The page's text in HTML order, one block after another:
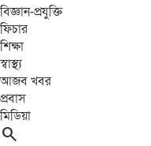
বিজ্ঞান-প্রযুক্তি
ফিচার
শিক্ষা
স্বাস্থ্য
আজব খবর
প্রবাস
মিডিয়া
search